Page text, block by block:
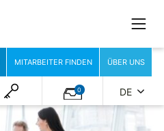
MITARBEITER FINDEN ÜBER UNS
0 DE